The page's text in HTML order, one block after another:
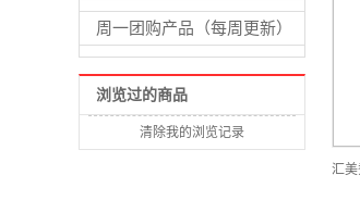
周一团购产品（每周更新）
浏览过的商品
清除我的浏览记录
汇